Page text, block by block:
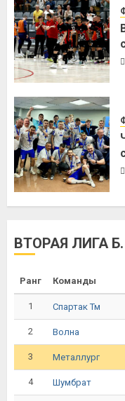
ВТОРАЯ ЛИГА
Ранг Команды
1 Спартак Тм
2 Волна
3 Металлург
4 Шумбрат